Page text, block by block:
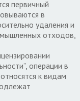
первичный
в
удаления и
отходов,
операции в
к видам